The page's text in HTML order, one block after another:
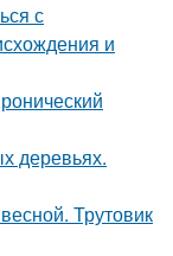
с
и
деревьях.
Трутовик